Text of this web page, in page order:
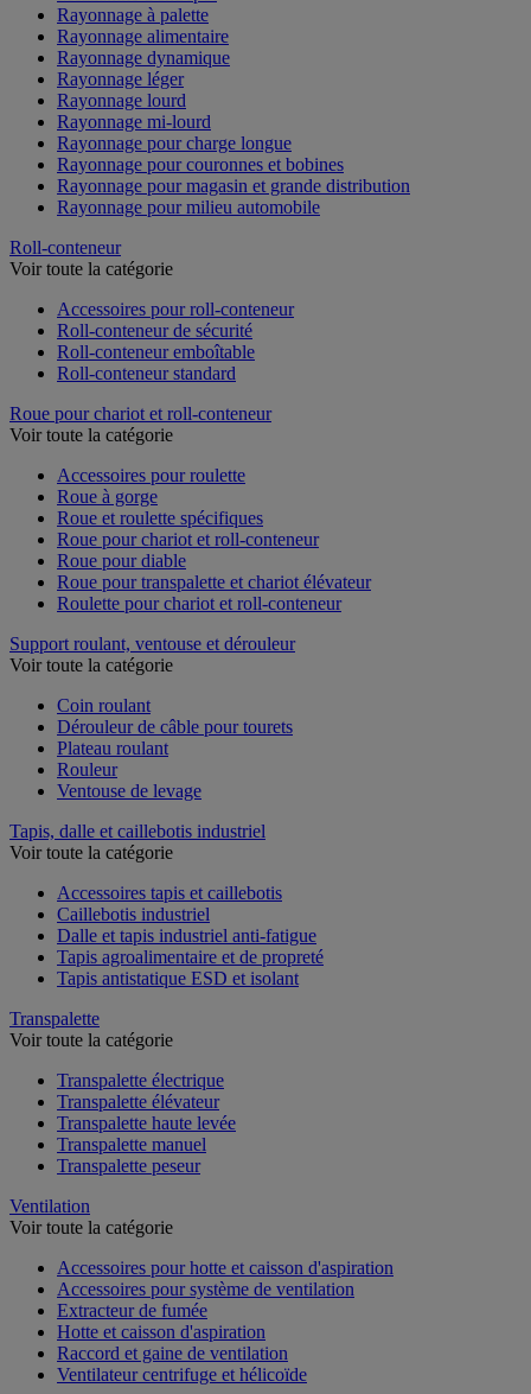
Mezzanine d'entrepôt
Rayonnage à palette
Rayonnage alimentaire
Rayonnage dynamique
Rayonnage léger
Rayonnage lourd
Rayonnage mi-lourd
Rayonnage pour charge longue
Rayonnage pour couronnes et bobines
Rayonnage pour magasin et grande distribution
Roll-conteneur
Accessoires pour roll-conteneur
Roll-conteneur de sécurité
Roll-conteneur emboîtable
Roue pour chariot et roll-conteneur
Accessoires pour roulette
Roue à gorge
Roue et roulette spécifiques
Roue pour chariot et roll-conteneur
Roue pour diable
Roue pour transpalette et chariot élévateur
Support roulant, ventouse et dérouleur
Coin roulant
Dérouleur de câble pour tourets
Plateau roulant
Rouleur
Tapis, dalle et caillebotis industriel
Accessoires tapis et caillebotis
Caillebotis industriel
Dalle et tapis industriel anti-fatigue
Tapis agroalimentaire et de propreté
Transpalette
Transpalette électrique
Transpalette élévateur
Transpalette haute levée
Transpalette manuel
Ventilation
Accessoires pour hotte et caisson d'aspiration
Accessoires pour système de ventilation
Extracteur de fumée
Hotte et caisson d'aspiration
Raccord et gaine de ventilation